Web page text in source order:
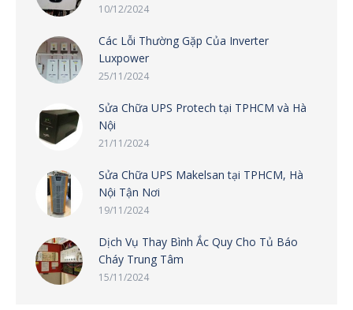
10/12/2024
Các Lỗi Thường Gặp Của Inverter
Luxpower
25/11/2024
Sửa Chữa UPS Protech tại TPHCM và Hà
Nội
21/11/2024
Sửa Chữa UPS Makelsan tại TPHCM, Hà
Nội Tận Nơi
19/11/2024
Dịch Vụ Thay Bình Ắc Quy Cho Tủ Báo
Cháy Trung Tâm
15/11/2024